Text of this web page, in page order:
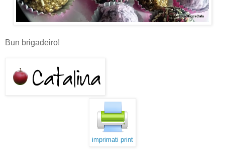
Bun brigadeiro!
imprimati print